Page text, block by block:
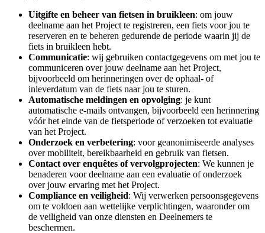
Uitgifte en beheer van fietsen in bruikleen: om jouw
deelname aan het Project te registreren, een fiets voor jou te
reserveren en te beheren gedurende de periode waarin jij de
fiets in bruikleen hebt.
Communicatie: wij gebruiken contactgegevens om met jou te
communiceren over jouw deelname aan het Project,
bijvoorbeeld om herinneringen over de ophaal- of
inleverdatum van de fiets naar jou te sturen.
Automatische meldingen en opvolging: je kunt
automatische e-mails ontvangen, bijvoorbeeld een herinnering
vóór het einde van de fietsperiode of verzoeken tot evaluatie
van het Project.
Onderzoek en verbetering: voor geanonimiseerde analyses
over mobiliteit, bereikbaarheid en gebruik van fietsen.
Contact over enquêtes of vervolgprojecten: We kunnen je
benaderen voor deelname aan een evaluatie of onderzoek
over jouw ervaring met het Project.
Compliance en veiligheid: Wij verwerken persoonsgegevens
om te voldoen aan wettelijke verplichtingen, waaronder om
de veiligheid van onze diensten en Deelnemers te
beschermen.